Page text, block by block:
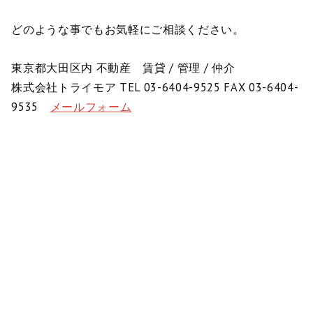
どのような事でもお気軽にご相談ください。
東京都大田区内 不動産 賃貸 / 管理 / 仲介
株式会社トライモア TEL 03-6404-9525 FAX 03-6404-
9535
メールフォーム